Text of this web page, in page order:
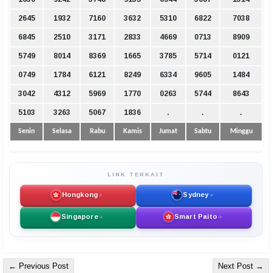
2645 1932 7160 3632 5310 6822 7038
6845 2510 3171 2833 4669 0713 8909
5749 8014 8369 1665 3785 5714 0121
0749 1784 6121 8249 6334 9605 1484
3042 4312 5969 1770 0263 5744 8643
5103 3263 5067 1836 . . .
Senin Selasa Rabu Kamis Jumat Sabtu Minggu
LINK TERKAIT
Hongkong Sydney
Singapore Smart Paito
← Previous Post Next Post →